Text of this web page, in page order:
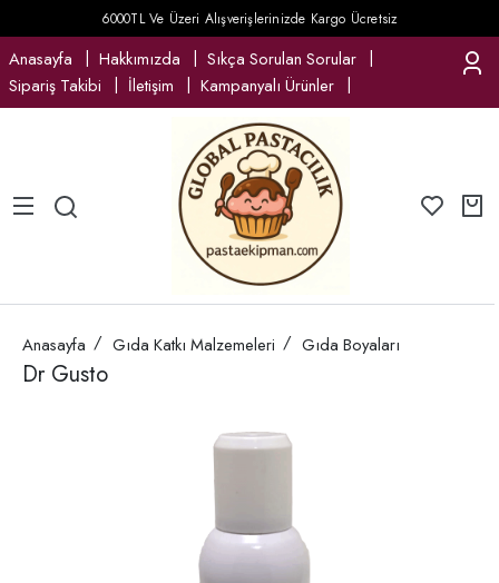
6000TL Ve Üzeri Alışverişlerinizde Kargo Ücretsiz
Anasayfa Hakkımızda
Sıkça Sorulan Sorular
Sipariş Takibi
İletişim Kampanyalı Ürünler
Anasayfa Gıda Katkı Malzemeleri Gıda Boyaları
Dr Gusto